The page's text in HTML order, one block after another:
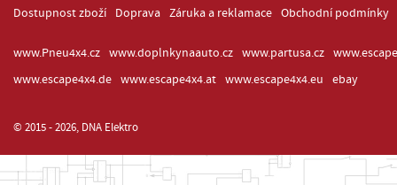
Dostupnost zboží Doprava Záruka a reklamace Obchodní podmínky
www.Pneu4x4.cz www.doplnkynaauto.cz www.partusa.cz
www.escape4x4.de
www.escape4x4.at www.escape4x4.eu ebay
© 2015 - 2026, DNA Elektro